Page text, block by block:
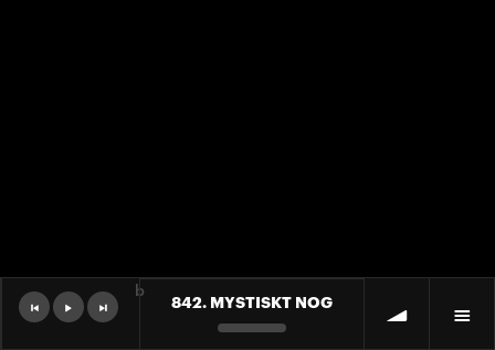
842. MYSTISKT NOG
b